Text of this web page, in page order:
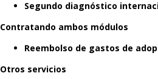
Segundo diagnóstico
Contratando ambos módulos
Reembolso de gastos de
Otros servicios